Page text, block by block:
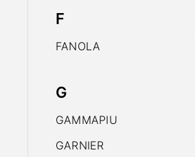
F
FANOLA
G
GAMMAPIU
GARNIER